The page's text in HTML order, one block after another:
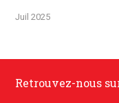
Juil 2025
Retrouvez-nous